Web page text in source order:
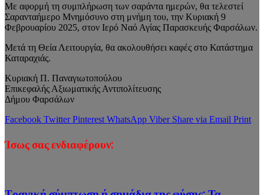
Με αφορμή τη συμπλήρωση των σαράντα ημερών, θα τελεστεί
Σαρανταήμερο Μνημόσυνο στη μνήμη του, την Κυριακή 9
Φεβρουαρίου 2025, στον Ιερό Ναό Αγίας Παρασκευής Φαρσάλων.
Μετά τη Θεία Λειτουργία, θα ακολουθήσει καφές στο Κατάστημα
Καταραχιάς.
Κυριακή Π. Παναγιωτοπούλου
Επικεφαλής Αξιωματικής Αντιπολίτευσης
Δήμου Φαρσάλων
Facebook Twitter Pinterest WhatsApp Viber Share via Email Print
Ίσως σας ενδιαφέρουν: